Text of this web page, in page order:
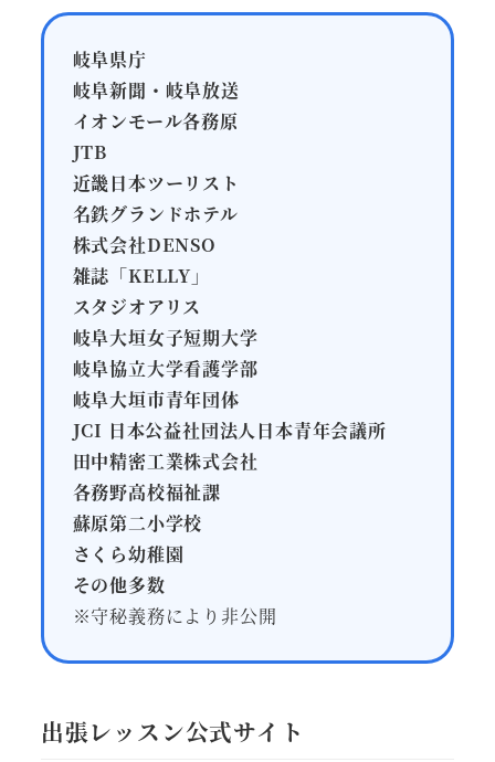
岐阜県庁
岐阜新聞・岐阜放送
イオンモール各務原
JTB
近畿日本ツーリスト
名鉄グランドホテル
株式会社DENSO
雑誌「KELLY」
スタジオアリス
岐阜大垣女子短期大学
岐阜協立大学看護学部
岐阜大垣市青年団体
JCI 日本公益社団法人日本青年会議所
田中精密工業株式会社
各務野高校福祉課
蘇原第二小学校
さくら幼稚園
その他多数
※守秘義務により非公開
出張レッスン公式サイト